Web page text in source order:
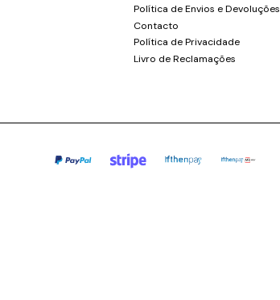
Política de Envios e Devoluções
Contacto
Política de Privacidade
Livro de Reclamações